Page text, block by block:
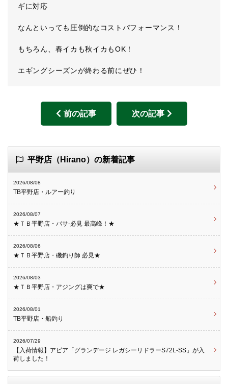
ギに対応
なんといっても圧倒的なコストパフォーマンス！
もちろん、春イカも秋イカもOK！
エギングシーズンが終わる前にぜひ！
前の記事 次の記事
平野店（Hirano）の新着記事
2026/08/08
TB平野店・ルアー釣り
2026/08/07
★ＴＢ平野店・バサ-必見 最高峰！★
2026/08/06
★ＴＢ平野店・磯釣り師 必見★
2026/08/03
★ＴＢ平野店・アジングは爽で★
2026/08/01
TB平野店・船釣り
2026/07/29
【入荷情報】アピア「グランデージ レガシーリドラーS72L-SS」が入
荷しました！